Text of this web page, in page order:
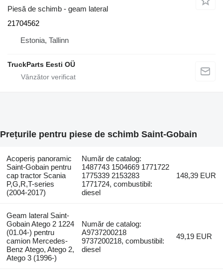
Piesă de schimb - geam lateral
21704562
Estonia, Tallinn
TruckParts Eesti OÜ
Prețurile pentru piese de schimb Saint-Gobain
Acoperiș panoramic
Saint-Gobain pentru
cap tractor Scania
P,G,R,T-series
(2004-2017)
Număr de catalog:
1487743 1504669 1771722
1775339 2153283
1771724, combustibil:
diesel
148,39 EUR
Geam lateral Saint-
Gobain Atego 2 1224
(01.04-) pentru
camion Mercedes-
Benz Atego, Atego 2,
Atego 3 (1996-)
Număr de catalog:
A9737200218
9737200218, combustibil:
diesel
49,19 EUR